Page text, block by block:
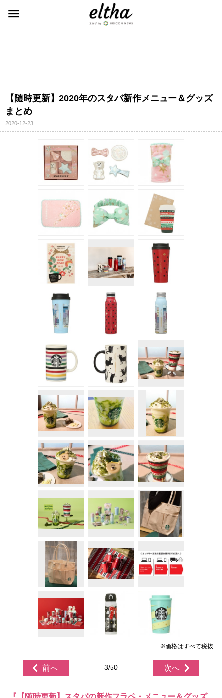
【随時更新】2020年のスタバ新作メニュー＆グッズ
まとめ
2020-12-23
※価格はすべて税抜
前へ 次へ
3/50
『【随時更新】スタバの新作フラペ・メニュー＆グッズ